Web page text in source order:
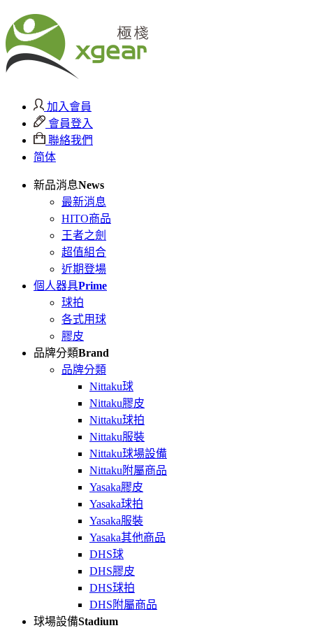
加入會員
會員登入
聯絡我們
简体
新品消息News
最新消息
HITO商品
王者之劍
超值組合
近期登場
個人器具Prime
球拍
各式用球
膠皮
品牌分類Brand
品牌分類
Nittaku球
Nittaku膠皮
Nittaku球拍
Nittaku服裝
Nittaku球場設備
Nittaku附屬商品
Yasaka膠皮
Yasaka球拍
Yasaka服裝
Yasaka其他商品
DHS球
DHS膠皮
DHS球拍
DHS附屬商品
球場設備Stadium